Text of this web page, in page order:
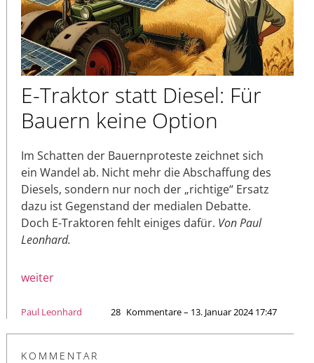
E-Traktor statt Diesel: Für
Bauern keine Option
Im Schatten der Bauernproteste zeichnet sich
ein Wandel ab. Nicht mehr die Abschaffung des
Diesels, sondern nur noch der „richtige“ Ersatz
dazu ist Gegenstand der medialen Debatte.
Doch E-Traktoren fehlt einiges dafür. Von Paul
Leonhard.
weiter
Paul Leonhard 28 Kommentare – 13. Januar 2024 17:47
KOMMENTAR